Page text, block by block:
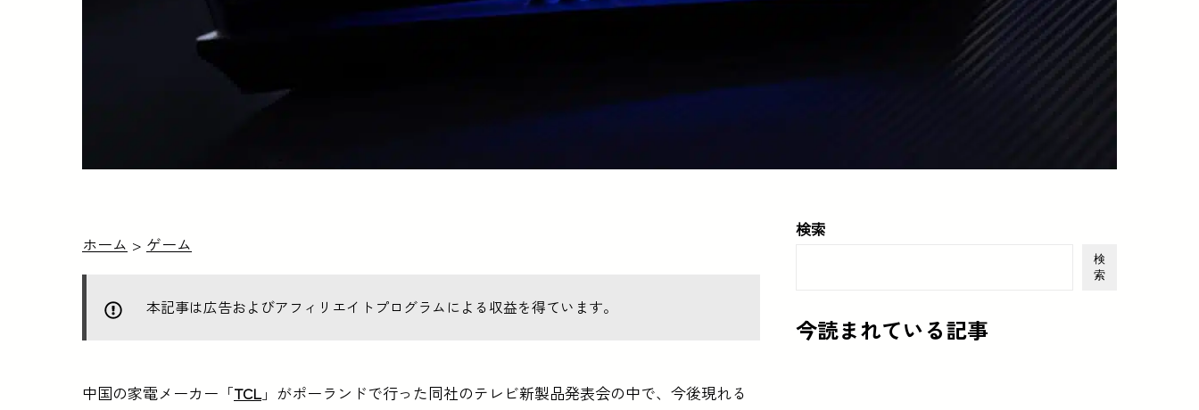
ホーム > ゲーム
本記事は広告およびアフィリエイトプログラムによる収益を得ています。
中国の家電メーカー「TCL」がポーランドで行った同社のテレビ新製品発表会の中で、今後現れる
検索
検
索
今読まれている記事